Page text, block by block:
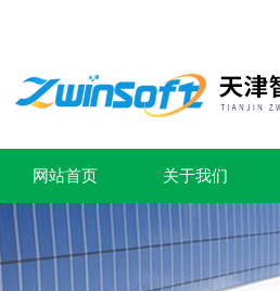
网站首页 关于我们